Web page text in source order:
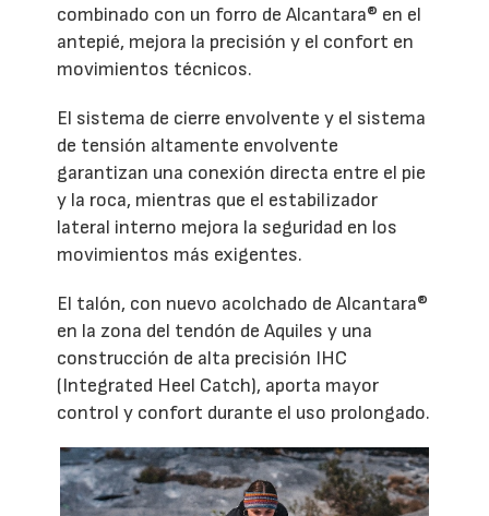
combinado con un forro de Alcantara® en el
antepié, mejora la precisión y el confort en
movimientos técnicos.
El sistema de cierre envolvente y el sistema
de tensión altamente envolvente
garantizan una conexión directa entre el pie
y la roca, mientras que el estabilizador
lateral interno mejora la seguridad en los
movimientos más exigentes.
El talón, con nuevo acolchado de Alcantara®
en la zona del tendón de Aquiles y una
construcción de alta precisión IHC
(Integrated Heel Catch), aporta mayor
control y confort durante el uso prolongado.